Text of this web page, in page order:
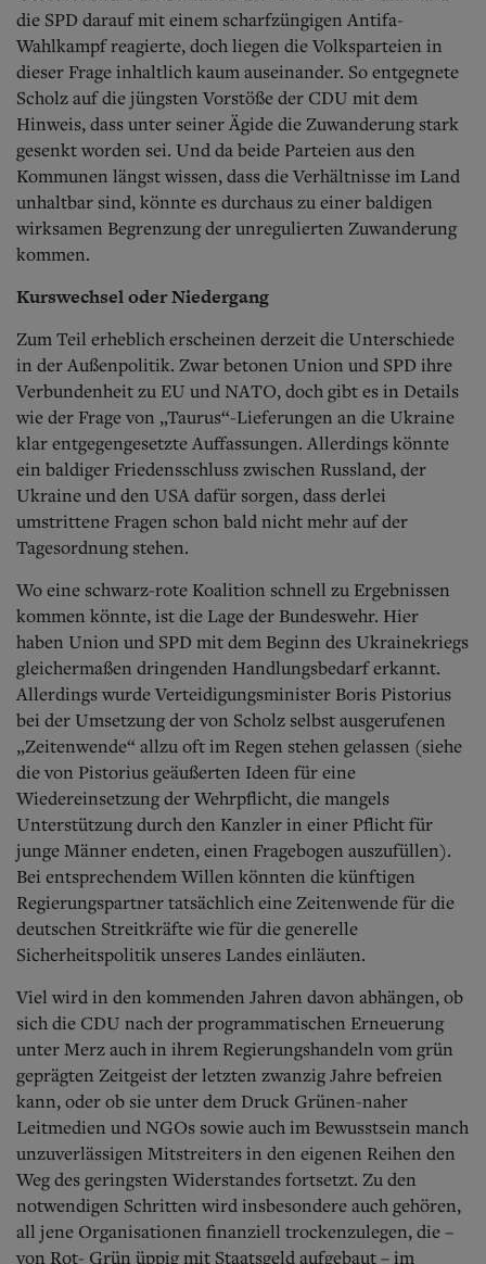
die SPD darauf mit einem scharfzüngigen Antifa-
Wahlkampf reagierte, doch liegen die Volksparteien in
dieser Frage inhaltlich kaum auseinander. So entgegnete
Scholz auf die jüngsten Vorstöße der CDU mit dem
Hinweis, dass unter seiner Ägide die Zuwanderung stark
gesenkt worden sei. Und da beide Parteien aus den
Kommunen längst wissen, dass die Verhältnisse im Land
unhaltbar sind, könnte es durchaus zu einer baldigen
wirksamen Begrenzung der unregulierten Zuwanderung
kommen.
Kurswechsel oder Niedergang
Zum Teil erheblich erscheinen derzeit die Unterschiede
in der Außenpolitik. Zwar betonen Union und SPD ihre
Verbundenheit zu EU und NATO, doch gibt es in Details
wie der Frage von „Taurus“-Lieferungen an die Ukraine
klar entgegengesetzte Auffassungen. Allerdings könnte
ein baldiger Friedensschluss zwischen Russland, der
Ukraine und den USA dafür sorgen, dass derlei
umstrittene Fragen schon bald nicht mehr auf der
Tagesordnung stehen.
Wo eine schwarz-rote Koalition schnell zu Ergebnissen
kommen könnte, ist die Lage der Bundeswehr. Hier
haben Union und SPD mit dem Beginn des Ukrainekriegs
gleichermaßen dringenden Handlungsbedarf erkannt.
Allerdings wurde Verteidigungsminister Boris Pistorius
bei der Umsetzung der von Scholz selbst ausgerufenen
„Zeitenwende“ allzu oft im Regen stehen gelassen (siehe
die von Pistorius geäußerten Ideen für eine
Wiedereinsetzung der Wehrpflicht, die mangels
Unterstützung durch den Kanzler in einer Pflicht für
junge Männer endeten, einen Fragebogen auszufüllen).
Bei entsprechendem Willen könnten die künftigen
Regierungspartner tatsächlich eine Zeitenwende für die
deutschen Streitkräfte wie für die generelle
Sicherheitspolitik unseres Landes einläuten.
Viel wird in den kommenden Jahren davon abhängen, ob
sich die CDU nach der programmatischen Erneuerung
unter Merz auch in ihrem Regierungshandeln vom grün
geprägten Zeitgeist der letzten zwanzig Jahre befreien
kann, oder ob sie unter dem Druck Grünen-naher
Leitmedien und NGOs sowie auch im Bewusstsein manch
unzuverlässigen Mitstreiters in den eigenen Reihen den
Weg des geringsten Widerstandes fortsetzt. Zu den
notwendigen Schritten wird insbesondere auch gehören,
all jene Organisationen finanziell trockenzulegen, die –
von Rot- Grün üppig mit Staatsgeld aufgebaut – im